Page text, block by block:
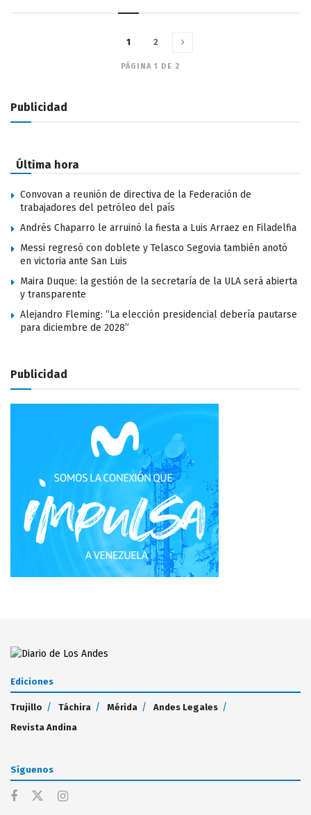
PÁGINA 1 DE 2
1 2
Publicidad
Última hora
Convovan a reunión de directiva de la Federación de
trabajadores del petróleo del país
Andrés Chaparro le arruinó la fiesta a Luis Arraez en Filadelfia
Messi regresó con doblete y Telasco Segovia también anotó
en victoria ante San Luis
Maira Duque: la gestión de la secretaría de la ULA será abierta
y transparente
Alejandro Fleming: “La elección presidencial debería pautarse
para diciembre de 2028”
Publicidad
Ediciones
Trujillo Táchira Mérida
Andes Legales
Revista Andina
Síguenos